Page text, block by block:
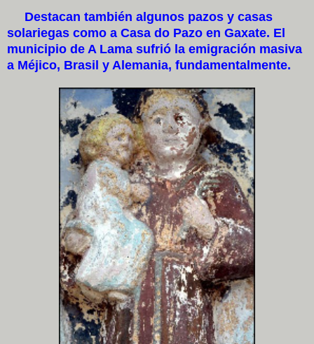
Destacan también algunos pazos y casas
solariegas como a Casa do Pazo en Gaxate. El
municipio de A Lama sufrió la emigración masiva
a Méjico, Brasil y Alemania, fundamentalmente.